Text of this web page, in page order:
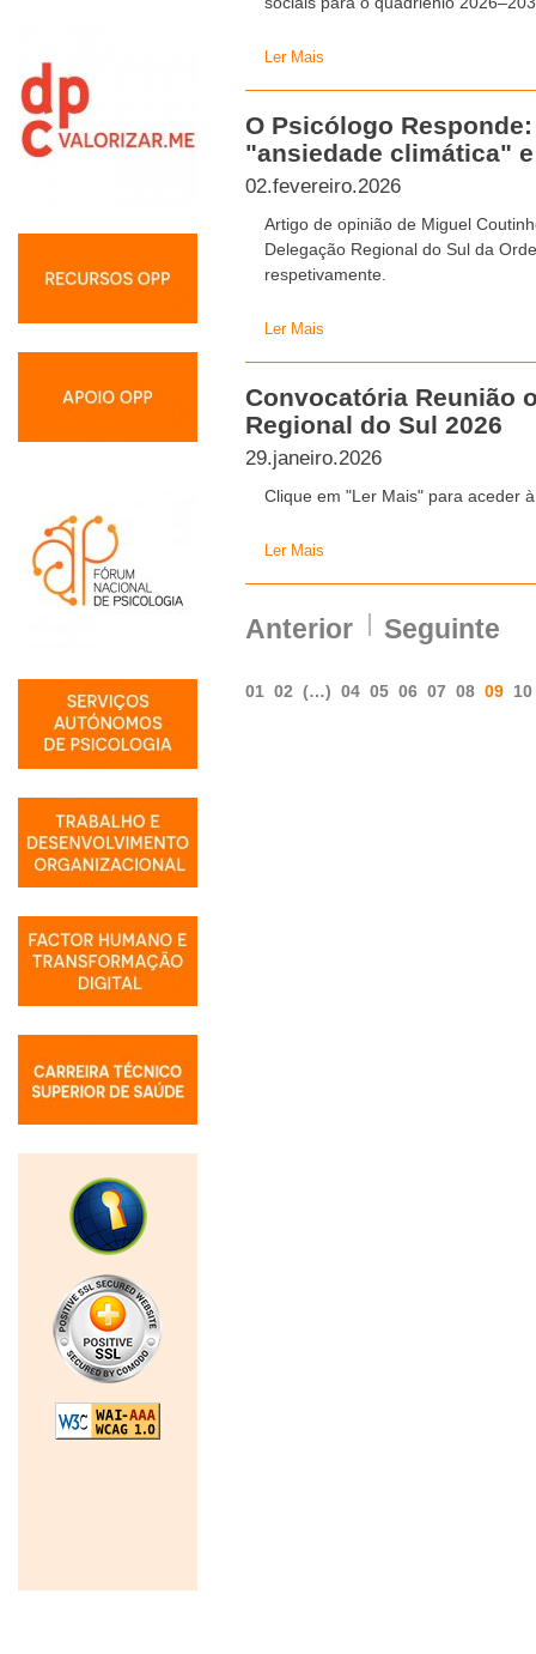
Ler Mais
O Psicólogo
"ansiedade climática"
02.fevereiro.2026
Artigo de opinião de Miguel
Delegação Regional do Sul da
respetivamente.
Ler Mais
Convocatória Reunião
Regional do Sul 2026
29.janeiro.2026
Clique em "Ler Mais" para aceder
Ler Mais
Anterior Seguinte
01 02 (…) 04 05 06 07 08 09 10